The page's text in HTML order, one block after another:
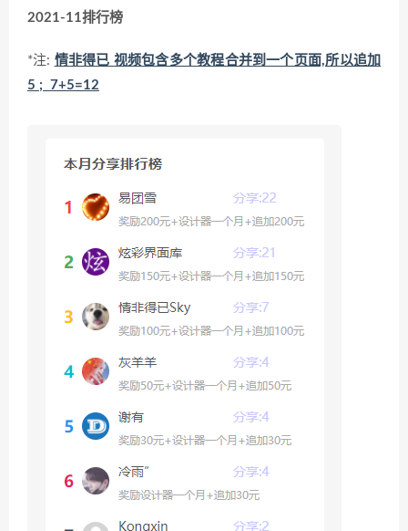
2021-11排行榜
*注: 情非得已 视频包含多个教程合并到一个页面,所以追加
5 ; 7+5=12